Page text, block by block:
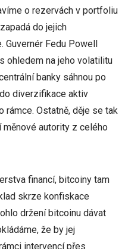
o rezervách v portfoliu
do jejich
Guvernér Fedu Powell
ohledem na jeho volatilitu
banky sáhnou po
diverzifikace aktiv
rámce. Ostatně, děje se tak
autority z celého
financí, bitcoiny tam
skrze konfiskace
držení bitcoinu dávat
že by jej
intervencí přes